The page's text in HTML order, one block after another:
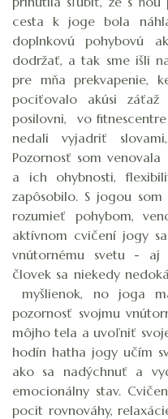
cesta k joge bola
doplnkovú pohybovú
dodržať, a tak sme išli
pre mňa prekvapenie,
pociťovalo akúsi
posilovni, vo
nedali vyjadriť
Pozornosť som
a ich ohybnosti,
zapôsobilo. S jogou
rozumieť pohybom,
aktívnom cvičení jogy
vnútornému svetu -
človek sa niekedy
myšlienok, no joga
pozornosť svojmu
môjho tela a uvoľniť
hodín hatha jogy učím
ako sa nadýchnuť a
emocionálny stav.
pocit rovnováhy,